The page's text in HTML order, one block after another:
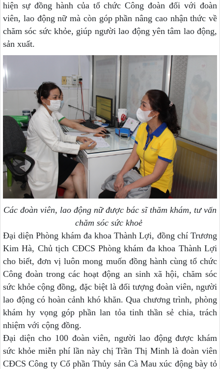
hiện sự đồng hành của tổ chức Công đoàn đối với đoàn
viên, lao động nữ mà còn góp phần nâng cao nhận thức về
chăm sóc sức khỏe, giúp người lao động yên tâm lao động,
sản xuất.
Các đoàn viên, lao động nữ được bác sĩ thăm khám, tư vấn
chăm sóc sức khoẻ
Đại diện Phòng khám đa khoa Thành Lợi, đồng chí Trương
Kim Hà, Chủ tịch CĐCS Phòng khám đa khoa Thành Lợi
cho biết, đơn vị luôn mong muốn đồng hành cùng tổ chức
Công đoàn trong các hoạt động an sinh xã hội, chăm sóc
sức khỏe cộng đồng, đặc biệt là đối tượng đoàn viên, người
lao động có hoàn cảnh khó khăn. Qua chương trình, phòng
khám hy vọng góp phần lan tỏa tinh thần sẻ chia, trách
nhiệm với cộng đồng.
Đại diện cho 100 đoàn viên, người lao động được khám
sức khỏe miễn phí lần này chị Trần Thị Minh là đoàn viên
CĐCS Công ty Cổ phần Thủy sản Cà Mau xúc động bày tỏ